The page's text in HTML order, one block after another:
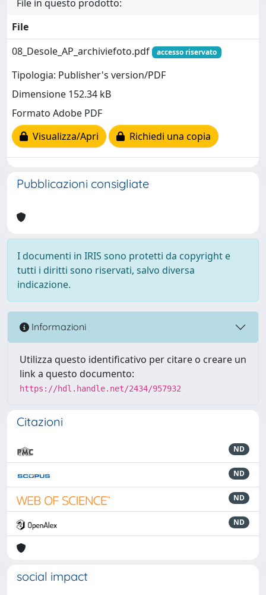
File in questo prodotto:
File
08_Desole_AP_archiviefoto.pdf
accesso riservato
Tipologia: Publisher's version/PDF
Dimensione 152.34 kB
Formato Adobe PDF
Visualizza/Apri
Richiedi una copia
Pubblicazioni consigliate
I documenti in IRIS sono protetti da copyright e
tutti i diritti sono riservati, salvo diversa
indicazione.
Informazioni
Utilizza questo identificativo per citare o creare un
link a questo documento:
https://hdl.handle.net/2434/957932
Citazioni
ND
ND
ND
ND
social impact